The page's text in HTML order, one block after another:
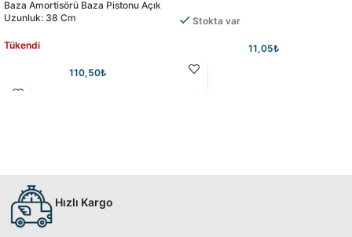
Baza Amortisörü Baza Pistonu Açık
Uzunluk: 38 Cm
Tükendi
110,50₺
Stokta var
11,05₺
Hızlı Kargo